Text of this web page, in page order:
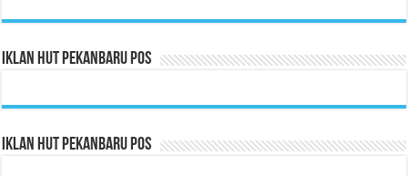
Iklan HUT Pekanbaru Pos
Iklan HUT Pekanbaru Pos